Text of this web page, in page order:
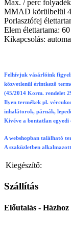
Max. / perc
MMAD körülbelül
Porlasztófej
Elem élettartama:
Kikapcsolás:
Felhívjuk vásárlóink
közvetlenül érintkező
(45/2014 Korm. rendelet
Ilyen termékek pl.
inhalátorok, párnák,
Kivéve a bontatlan egyedi
A webshopban található
A szaküzletben
Kiegészítő:
Szállítás
Előutalás - Házhoz